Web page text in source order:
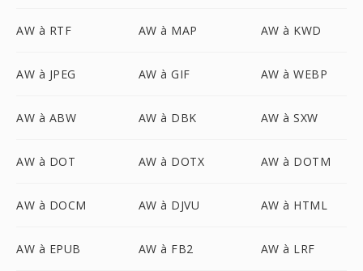
AW à RTF AW à MAP AW à KWD
AW à JPEG AW à GIF AW à WEBP
AW à ABW AW à DBK AW à SXW
AW à DOT AW à DOTX AW à DOTM
AW à DOCM AW à DJVU AW à HTML
AW à EPUB AW à FB2 AW à LRF